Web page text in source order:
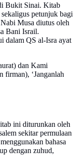
Bukit Sinai. Kitab
petunjuk bagi
Musa diutus oleh
Bani Israil.
dalam QS al-Isra ayat
dan Kami
firman), ‘Janganlah
ini diturunkan oleh
sekitar permulaan
bahasa
dengan zuhud,